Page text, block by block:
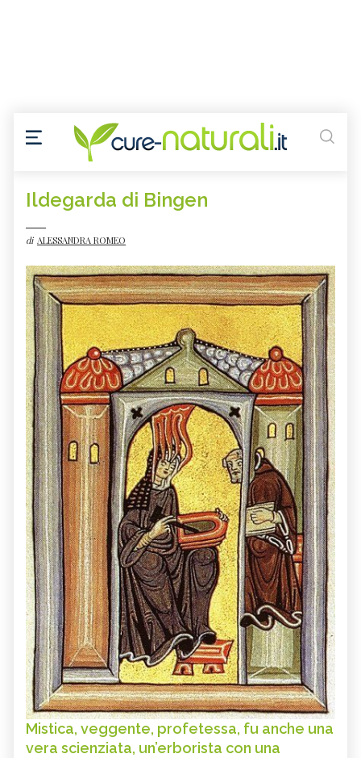
Ildegarda di Bingen
di ALESSANDRA ROMEO
Mistica, veggente, profetessa, fu anche una
vera scienziata, un’erborista con una